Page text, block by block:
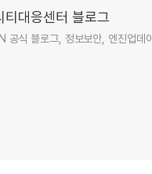
티대응센터 블로그
공식 블로그, 정보보안, 엔진업데이